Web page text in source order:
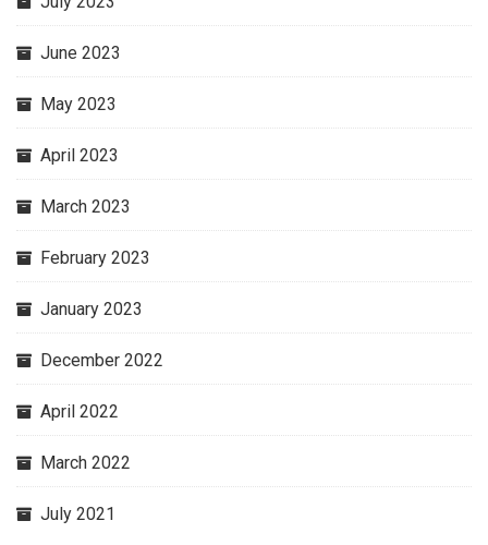
June 2023
May 2023
April 2023
March 2023
February 2023
January 2023
December 2022
April 2022
March 2022
July 2021